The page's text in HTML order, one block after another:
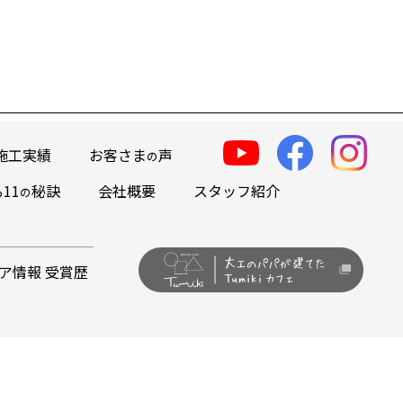
工実績 お客さまの声
の秘訣 会社概要 スタッフ紹介
情報 受賞歴